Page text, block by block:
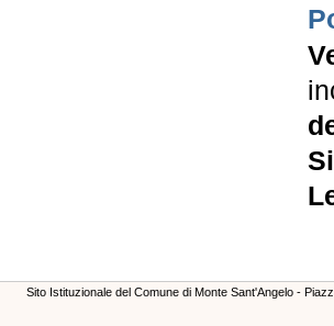
Sito Istituzionale del Comune di Monte Sant'Angelo -